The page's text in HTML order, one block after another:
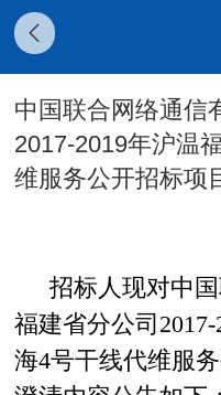
中国联合网络通信
2017-2019年沪温
维服务公开招标项
招标人现对中
福建省分公司
海4号干线代维服